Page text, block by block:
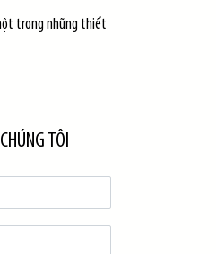
trong những thiết
TÔI